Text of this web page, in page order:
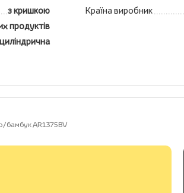
з кришкою
продуктів
циліндрична
Країна виробник
бамбук AR1375BV